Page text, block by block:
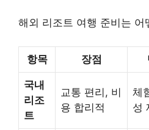
해외 리조트 여행 준비는 어
항목 장점
국내
리조
트
교통 편리, 비
용 합리적
체
성